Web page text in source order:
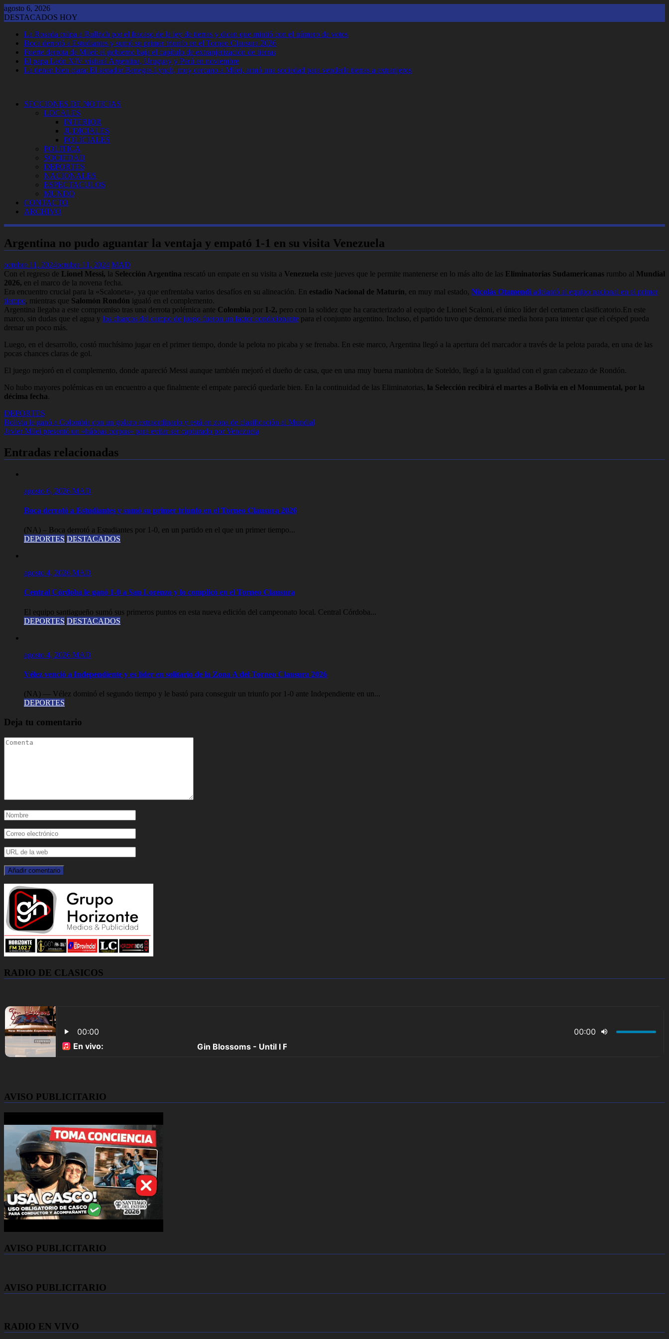
Saltar
al
agosto 6, 2026
DESTACADOS HOY
La Rosada culpa a Bullrich por el fracaso de la ley de tierras y dicen que mintió con el número de votos
Boca derrotó a Estudiantes y sumó su primer triunfo en el Torneo Clausura 2026
Fuerte derrota de Milei: el gobierno baja el capítulo de extranjerización de tierras
El papa León XIV visitará Argentina, Uruguay y Perú en noviembre
La tienen bien clara: El senador Benegas Lynch, muy cercano a Milei, armó una sociedad para venderle tierras a extranjeros
SECCIONES DE NOTICIAS
LOCALES
INTERIOR
JUDICIALES
POLICIALES
POLITICA
SOCIEDAD
DEPORTES
NACIONALES
ESPECTACULOS
MUNDO
CONTACTO
ARCHIVO
Argentina no pudo aguantar la ventaja y empató 1-1 en su visita Venezuela
octubre 11, 2024octubre 11, 2024 MAD
Con el regreso de Lionel Messi, la Selección Argentina rescató un empate en su visita a Venezuela este jueves que le permite mantenerse en lo más alto de las Eliminatorias Sudamericanas rumbo al Mundial
2026, en el marco de la novena fecha.
Era encuentro crucial para la «Scaloneta», ya que enfrentaba varios desafíos en su alineación. En estadio Nacional de Maturín, en muy mal estado, Nicolás Otamendi adelantó al equipo nacional en el primer
tiempo, mientras que Salomón Rondón igualó en el complemento.
Argentina llegaba a este compromiso tras una derrota polémica ante Colombia por 1-2, pero con la solidez que ha caracterizado al equipo de Lionel Scaloni, el único líder del certamen clasificatorio.En este
marco, sin dudas que el agua y los charcos del campo de juego fueron un factor condicionante para el conjunto argentino. Incluso, el partido tuvo que demorarse media hora para intentar que el césped pueda
drenar un poco más.
Luego, en el desarrollo, costó muchísimo jugar en el primer tiempo, donde la pelota no picaba y se frenaba. En este marco, Argentina llegó a la apertura del marcador a través de la pelota parada, en una de las
pocas chances claras de gol.
El juego mejoró en el complemento, donde apareció Messi aunque también mejoró el dueño de casa, que en una muy buena maniobra de Soteldo, llegó a la igualdad con el gran cabezazo de Rondón.
No hubo mayores polémicas en un encuentro a que finalmente el empate pareció quedarle bien. En la continuidad de las Eliminatorias, la Selección recibirá el martes a Bolivia en el Monumental, por la
décima fecha.
DEPORTES
Navegación
de
entradas
Bolivia le ganó a Colombia con un golazo extraordinario y está en zona de clasificación al Mundial
Javier Milei presentó un «hábeas corpus» para evitar ser capturado por Venezuela
Entradas relacionadas
agosto 6, 2026 MAD
Boca derrotó a Estudiantes y sumó su primer triunfo en el Torneo Clausura 2026
(NA) – Boca derrotó a Estudiantes por 1-0, en un partido en el que un primer tiempo...
DEPORTES DESTACADOS
agosto 4, 2026 MAD
Central Córdoba le ganó 1-0 a San Lorenzo y lo complicó en el Torneo Clausura
El equipo santiagueño sumó sus primeros puntos en esta nueva edición del campeonato local. Central Córdoba...
DEPORTES DESTACADOS
agosto 4, 2026 MAD
Vélez venció a Independiente y es líder en solitario de la Zona A del Torneo Clausura 2026
(NA) — Vélez dominó el segundo tiempo y le bastó para conseguir un triunfo por 1-0 ante Independiente en un...
DEPORTES
Deja tu comentario
RADIO DE CLASICOS
AVISO PUBLICITARIO
AVISO PUBLICITARIO
AVISO PUBLICITARIO
RADIO EN VIVO